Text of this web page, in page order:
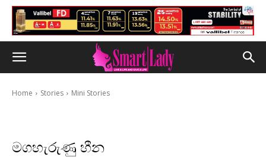
Home Stories Mini Stories
මගහැරුණු හීන